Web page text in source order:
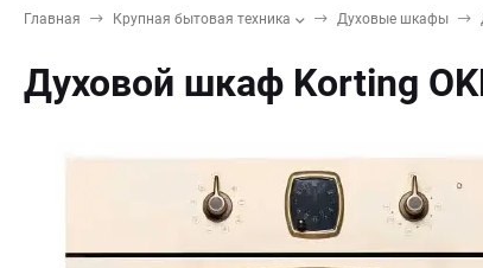
Главная Крупная бытовая техника Духовые шкафы
Духовой шкаф Korting